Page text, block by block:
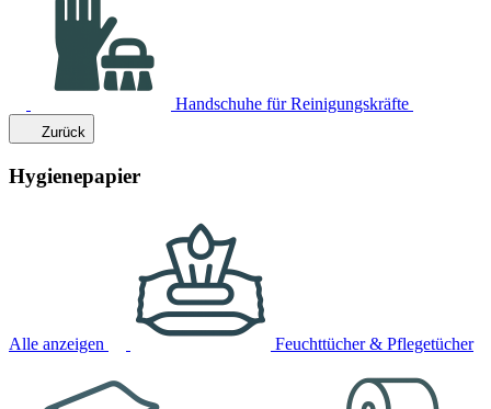
Handschuhe für Reinigungskräfte
Zurück
Hygienepapier
Alle anzeigen Feuchttücher & Pflegetücher